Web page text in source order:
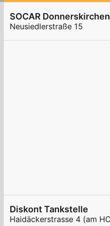
SOCAR Donnerskirchen
Neusiedlerstraße 15
Diskont Tankstelle